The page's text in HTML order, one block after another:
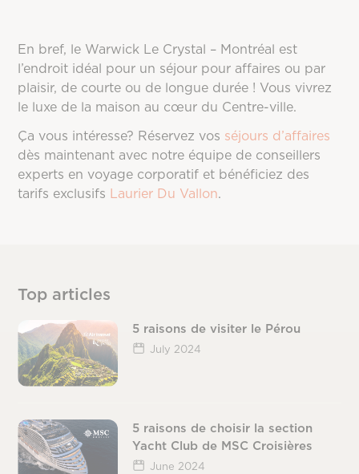
En bref, le Warwick Le Crystal – Montréal est
l’endroit idéal pour un séjour pour affaires ou par
plaisir, de courte ou de longue durée ! Vous vivrez
le luxe de la maison au cœur du Centre-ville.
Ça vous intéresse? Réservez vos séjours d’affaires
dès maintenant avec notre équipe de conseillers
experts en voyage corporatif et bénéficiez des
tarifs exclusifs Laurier Du Vallon.
Top articles
5 raisons de visiter le Pérou
July 2024
5 raisons de choisir la section
Yacht Club de MSC Croisières
June 2024